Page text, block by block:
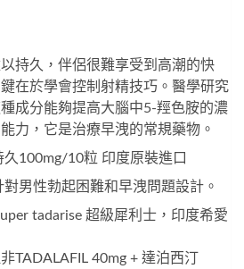
持久，伴侶很難享受到高潮的快
在於學會控制射精技巧。醫學研究
成分能夠提高大腦中5-羥色胺的濃
力，它是治療早洩的常規藥物。
久100mg/10粒 印度原裝進口
對男性勃起困難和早洩問題設計。
tadarise 超級犀利士，印度希愛
TADALAFIL 40mg + 達泊西汀